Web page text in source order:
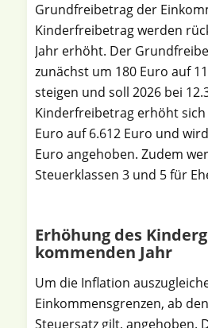
Grundfreibetrag der
Kinderfreibetrag werden
Jahr erhöht. Der
zunächst um 180 Euro auf
steigen und soll 2026 bei
Kinderfreibetrag erhöht sich
Euro auf 6.612 Euro und
Euro angehoben. Zudem
Steuerklassen 3 und 5 für
Erhöhung des
kommenden Jahr
Um die Inflation
Einkommensgrenzen, ab
Steuersatz gilt, angehoben.